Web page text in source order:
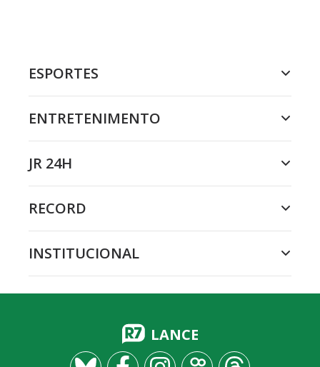
ESPORTES
ENTRETENIMENTO
JR 24H
RECORD
INSTITUCIONAL
LANCE